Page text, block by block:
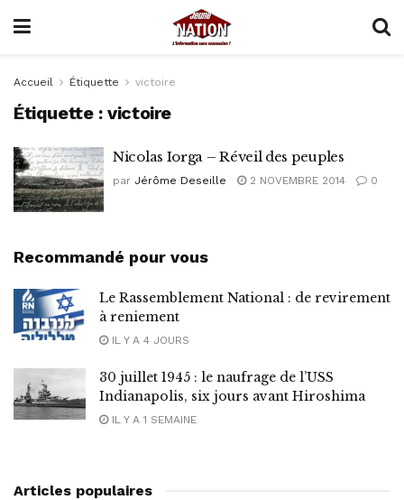
Accueil Étiquette victoire
Étiquette :victoire
Nicolas Iorga – Réveil des peuples
par Jérôme Deseille 2 NOVEMBRE 2014 0
Recommandé pour vous
Le Rassemblement National : de revirement
à reniement
IL Y A 4 JOURS
30 juillet 1945 : le naufrage de l’USS
Indianapolis, six jours avant Hiroshima
IL Y A 1 SEMAINE
Articles populaires